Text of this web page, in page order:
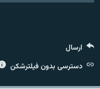
ارسال
دسترسی بدون فیلترشکن